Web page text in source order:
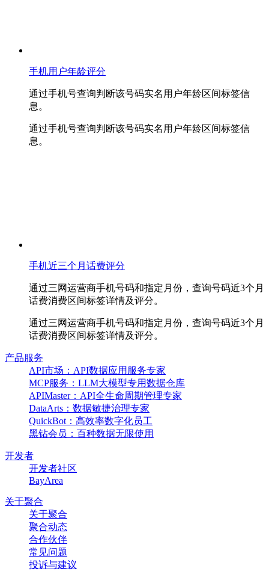
手机用户年龄评分
通过手机号查询判断该号码实名用户年龄区间标签信
息。
通过手机号查询判断该号码实名用户年龄区间标签信
息。
手机近三个月话费评分
通过三网运营商手机号码和指定月份，查询号码近3个月
话费消费区间标签详情及评分。
通过三网运营商手机号码和指定月份，查询号码近3个月
话费消费区间标签详情及评分。
产品服务
API市场：API数据应用服务专家
MCP服务：LLM大模型专用数据仓库
APIMaster：API全生命周期管理专家
DataArts：数据敏捷治理专家
QuickBot：高效率数字化员工
黑钻会员：百种数据无限使用
开发者
开发者社区
BayArea
关于聚合
关于聚合
聚合动态
合作伙伴
常见问题
投诉与建议